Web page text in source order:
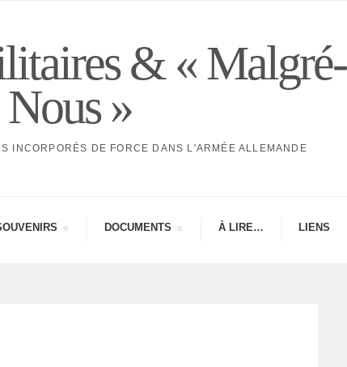
& « Malgré-
Nous »
INCORPORÉS DE FORCE DANS L'ARMÉE ALLEMANDE
DOCU­MENTS À LIRE… LIENS